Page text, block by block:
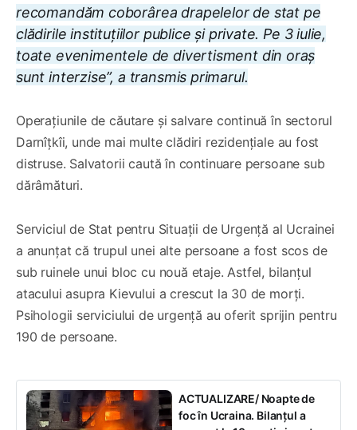
recomandăm coborârea drapelelor de stat pe
clădirile instituțiilor publice și private. Pe 3 iulie,
toate evenimentele de divertisment din oraș
sunt interzise”, a transmis primarul.
Operațiunile de căutare și salvare continuă în sectorul
Darnîțkîi, unde mai multe clădiri rezidențiale au fost
distruse. Salvatorii caută în continuare persoane sub
dărâmături.
Serviciul de Stat pentru Situații de Urgență al Ucrainei
a anunțat că trupul unei alte persoane a fost scos de
sub ruinele unui bloc cu nouă etaje. Astfel, bilanțul
atacului asupra Kievului a crescut la 30 de morți.
Psihologii serviciului de urgență au oferit sprijin pentru
190 de persoane.
ACTUALIZARE/ Noapte de
foc în Ucraina. Bilanțul a